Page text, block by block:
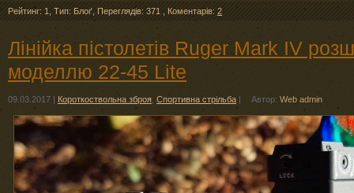
Рейтинг: 1 Тип: Блоґ Переглядів: 371 Коментарів: 2
Лінійка пістолетів Ruger Mark IV
моделлю 22-45 Lite
09.03.2017 | Короткоствольна зброя Спортивна стрільба | Автор: Web admin